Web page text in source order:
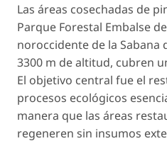
Las áreas cosechadas de
Parque Forestal Embalse
noroccidente de la Sabana
3300 m de altitud, cubren
El objetivo central fue el
procesos ecológicos
manera que las áreas
regeneren sin insumos